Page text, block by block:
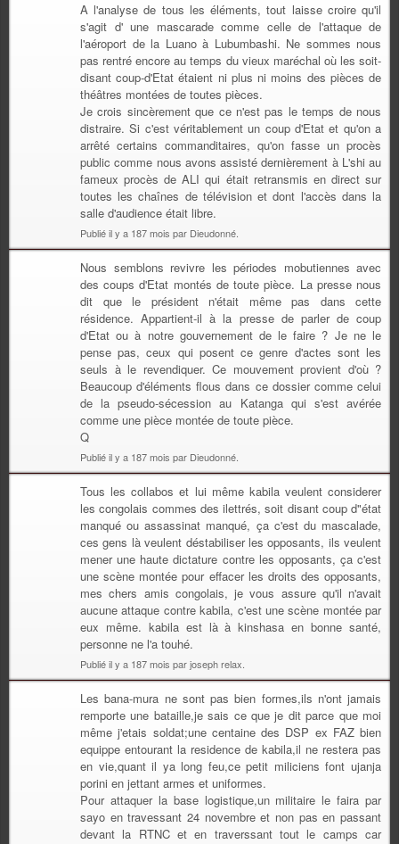
A l'analyse de tous les éléments, tout laisse croire qu'il
s'agit d' une mascarade comme celle de l'attaque de
l'aéroport de la Luano à Lubumbashi. Ne sommes nous
pas rentré encore au temps du vieux maréchal où les soit-
disant coup-d'Etat étaient ni plus ni moins des pièces de
théâtres montées de toutes pièces.
Je crois sincèrement que ce n'est pas le temps de nous
distraire. Si c'est véritablement un coup d'Etat et qu'on a
arrêté certains commanditaires, qu'on fasse un procès
public comme nous avons assisté dernièrement à L'shi au
fameux procès de ALI qui était retransmis en direct sur
toutes les chaînes de télévision et dont l'accès dans la
salle d'audience était libre.
Publié il y a 187 mois par Dieudonné.
Nous semblons revivre les périodes mobutiennes avec
des coups d'Etat montés de toute pièce. La presse nous
dit que le président n'était même pas dans cette
résidence. Appartient-il à la presse de parler de coup
d'Etat ou à notre gouvernement de le faire ? Je ne le
pense pas, ceux qui posent ce genre d'actes sont les
seuls à le revendiquer. Ce mouvement provient d'où ?
Beaucoup d'éléments flous dans ce dossier comme celui
de la pseudo-sécession au Katanga qui s'est avérée
comme une pièce montée de toute pièce.
Q
Publié il y a 187 mois par Dieudonné.
Tous les collabos et lui même kabila veulent considerer
les congolais commes des ilettrés, soit disant coup d"état
manqué ou assassinat manqué, ça c'est du mascalade,
ces gens là veulent déstabiliser les opposants, ils veulent
mener une haute dictature contre les opposants, ça c'est
une scène montée pour effacer les droits des opposants,
mes chers amis congolais, je vous assure qu'il n'avait
aucune attaque contre kabila, c'est une scène montée par
eux même. kabila est là à kinshasa en bonne santé,
personne ne l'a touhé.
Publié il y a 187 mois par joseph relax.
Les bana-mura ne sont pas bien formes,ils n'ont jamais
remporte une bataille,je sais ce que je dit parce que moi
même j'etais soldat;une centaine des DSP ex FAZ bien
equippe entourant la residence de kabila,il ne restera pas
en vie,quant il ya long feu,ce petit miliciens font ujanja
porini en jettant armes et uniformes.
Pour attaquer la base logistique,un militaire le faira par
sayo en travessant 24 novembre et non pas en passant
devant la RTNC et en traverssant tout le camps car